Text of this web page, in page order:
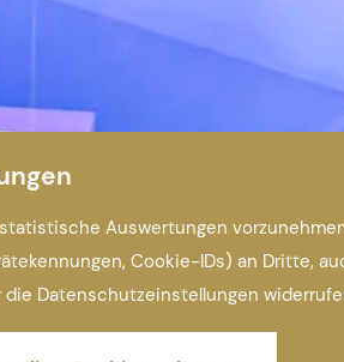
Auswertungen
Cookie-IDs) an Dritte,
Datenschutzeinstellungen